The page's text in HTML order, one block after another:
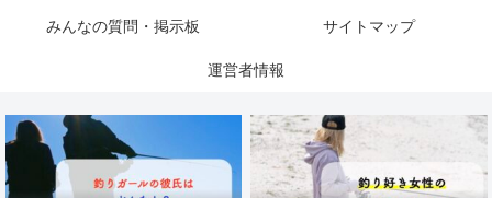
みんなの質問・掲示板 サイトマップ
運営者情報